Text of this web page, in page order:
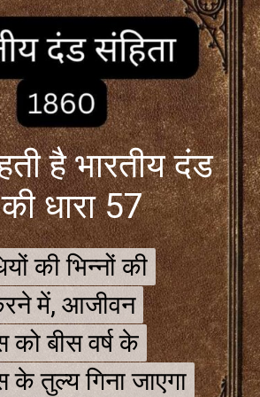
है भारतीय दंड
धारा 57
की भिन्नों की
में, आजीवन
को बीस वर्ष के
के तुल्य गिना जाएगा
की भिन्नों की
में, आजीवन
को बीस वर्ष के
के तुल्य गिना जाएगा